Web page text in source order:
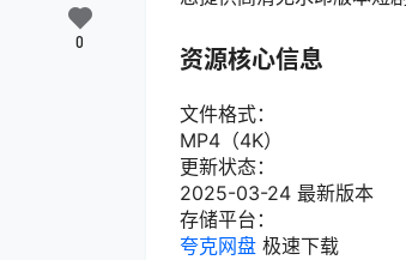
资源核心信息
文件格式：
MP4（4K）
更新状态：
2025-03-24 最新版本
存储平台：
夸克网盘 极速下载
0